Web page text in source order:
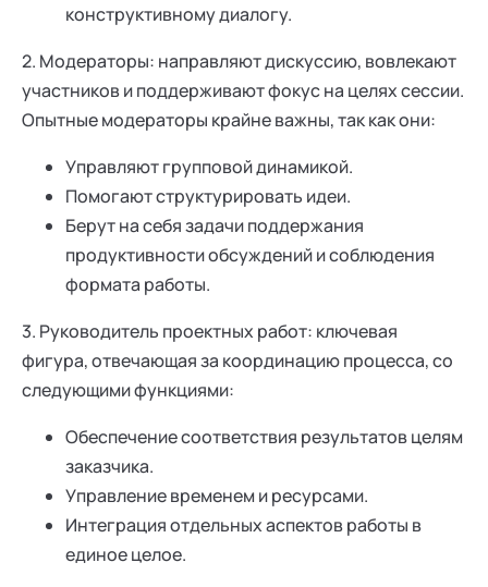
конструктивному диалогу.
2. Модераторы: направляют дискуссию, вовлекают
участников и поддерживают фокус на целях сессии.
Опытные модераторы крайне важны, так как они:
Управляют групповой динамикой.
Помогают структурировать идеи.
Берут на себя задачи поддержания
продуктивности обсуждений и соблюдения
формата работы.
3. Руководитель проектных работ: ключевая
фигура, отвечающая за координацию процесса, со
следующими функциями:
Обеспечение соответствия результатов целям
заказчика.
Управление временем и ресурсами.
Интеграция отдельных аспектов работы в
единое целое.